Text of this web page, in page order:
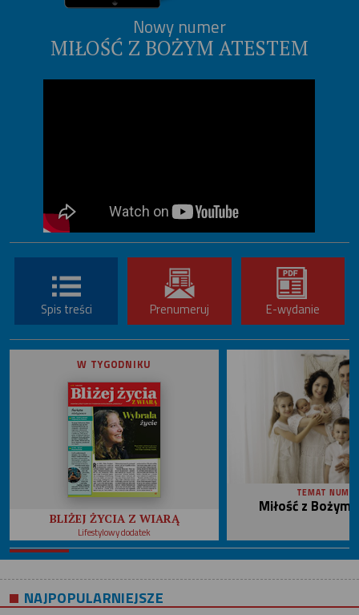
Nowy numer
MIŁOŚĆ Z BOŻYM ATESTEM
Spis treści Prenumeruj E-wydanie
W TYGODNIKU
BLIŻEJ ŻYCIA Z WIARĄ
Lifestylowy dodatek
TEMAT
Miłość z
NAJPOPULARNIEJSZE